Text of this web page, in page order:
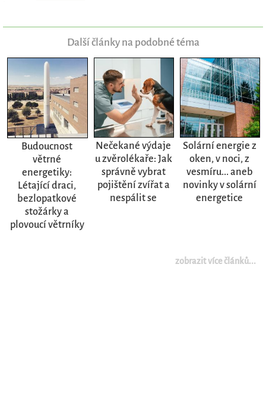
Další články na podobné téma
Budoucnost
větrné
energetiky:
Létající draci,
bezlopatkové
stožárky a
plovoucí větrníky
Nečekané výdaje
u zvěrolékaře: Jak
správně vybrat
pojištění zvířat a
nespálit se
Solární energie z
oken, v noci, z
vesmíru... aneb
novinky v solární
energetice
zobrazit více článků...